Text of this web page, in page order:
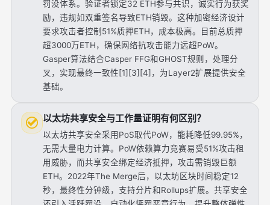
罚没体系。验证者锁定32 ETH参与共识，诚实行为获奖
励，违规如双重签名导致ETH销毁。这种加密经济设计
要求攻击者控制51%质押ETH，成本极高。目前总质押
超3000万ETH，确保网络抗攻击能力远超PoW。
Gasper算法结合Casper FFG和GHOST规则，处理分
叉，实现最终一致性[1][3][4]，为Layer2扩展提供安全
基础。
以太坊共享安全与工作量证明有何区别？
以太坊共享安全采用PoS取代PoW，能耗降低99.95%，
无需大量电力计算。PoW依赖算力竞赛易受51%攻击租
用威胁，而共享安全绑定经济抵押，攻击需销毁巨额
ETH。2022年The Merge后，以太坊区块时间稳定12
秒，最终性分钟级，支持分片和Rollups扩展。共享安全